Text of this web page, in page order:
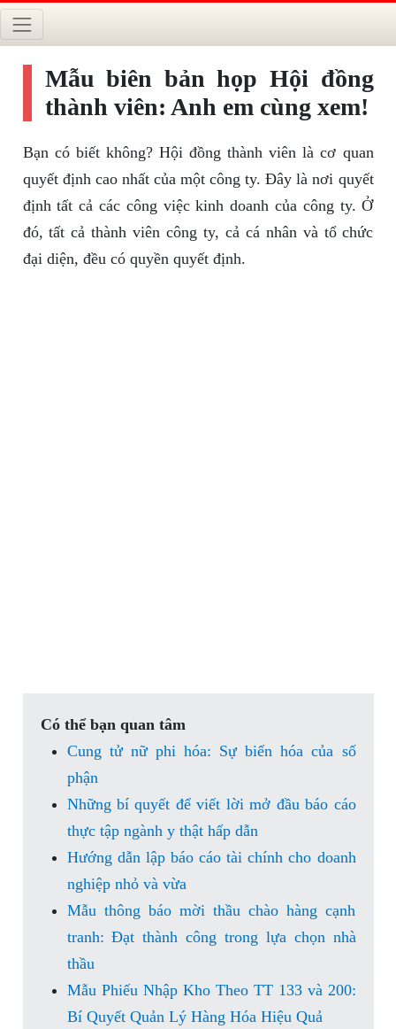
Mẫu biên bản họp Hội đồng
thành viên: Anh em cùng xem!
Bạn có biết không? Hội đồng thành viên là cơ quan
quyết định cao nhất của một công ty. Đây là nơi quyết
định tất cả các công việc kinh doanh của công ty. Ở
đó, tất cả thành viên công ty, cả cá nhân và tổ chức
đại diện, đều có quyền quyết định.
Có thể bạn quan tâm
Cung tử nữ phi hóa: Sự biến hóa của số
phận
Những bí quyết để viết lời mở đầu báo cáo
thực tập ngành y thật hấp dẫn
Hướng dẫn lập báo cáo tài chính cho doanh
nghiệp nhỏ và vừa
Mẫu thông báo mời thầu chào hàng cạnh
tranh: Đạt thành công trong lựa chọn nhà
thầu
Mẫu Phiếu Nhập Kho Theo TT 133 và 200:
Bí Quyết Quản Lý Hàng Hóa Hiệu Quả